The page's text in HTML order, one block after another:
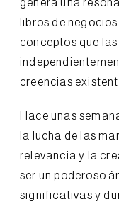
genera una
libros de
conceptos que
creencias
Hace unas
la lucha de las
relevancia y la
ser un poderoso
significativas y